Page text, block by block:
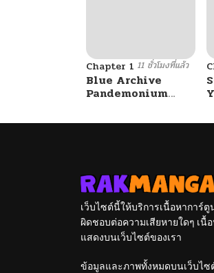
Chapter 1 11 ชั่วโมงที่แล้ว
Blue Archive
Pandemonium
Hayashiya
เว็บไซต์นี้ให้บริการเนื้อหาการ์
ผิดชอบต่อความเสียหายใดๆ เ
แสดงบนเว็บไซต์ของเรา
ข้อมูลและภาพทั้งหมดบนเว็บไซ